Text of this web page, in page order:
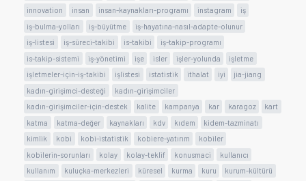
innovation
insan insan-kaynakları-programı instagram
iş
iş-bulma-yolları
iş-büyütme
iş-hayatına-nasıl-adapte-olunur
iş-listesi
iş-süreci-takibi is-takibi
iş-takip-programı
is-takip-sistemi
iş-yönetimi işe isler işler-yolunda
işletme
işletmeler-için-iş-takibi
işlistesi istatistik ithalat iyi
jia-jiang
kadın-girişimci-desteği
kadın-girişimciler
kadın-girişimciler-için-destek
kalite kampanya kar karagoz
kart
katma
katma-değer kaynakları kdv kıdem
kidem-tazminatı
kimlik
kobi kobi-istatistik kobiere-yatırım
kobiler
kobilerin-sorunları
kolay kolay-teklif konusmaci
kullanıcı
kullanım
kuluçka-merkezleri küresel kurma kuru
kurum-kültürü